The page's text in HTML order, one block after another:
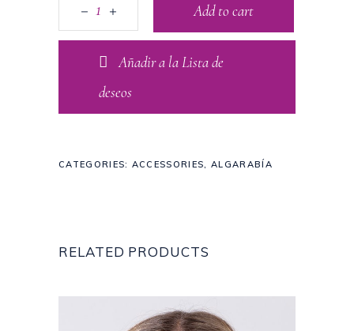
Add to cart
Añadir a la Lista de
deseos
CATEGORIES: ACCESSORIES,ALGARABÍA
RELATED PRODUCTS